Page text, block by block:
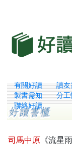
有關好讀 讀
製書需知
分
聯絡好讀
司馬中原 《流星雨